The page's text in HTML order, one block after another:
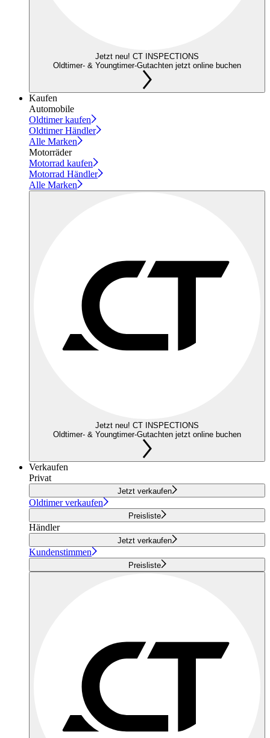
Jetzt neu! CT INSPECTIONS
Oldtimer- & Youngtimer-Gutachten jetzt online buchen
Kaufen
Automobile
Oldtimer kaufen
Oldtimer Händler
Alle Marken
Motorräder
Motorrad kaufen
Motorrad Händler
Alle Marken
Jetzt neu! CT INSPECTIONS
Oldtimer- & Youngtimer-Gutachten jetzt online buchen
Verkaufen
Privat
Jetzt verkaufen
Oldtimer verkaufen
Preisliste
Händler
Jetzt verkaufen
Kundenstimmen
Preisliste